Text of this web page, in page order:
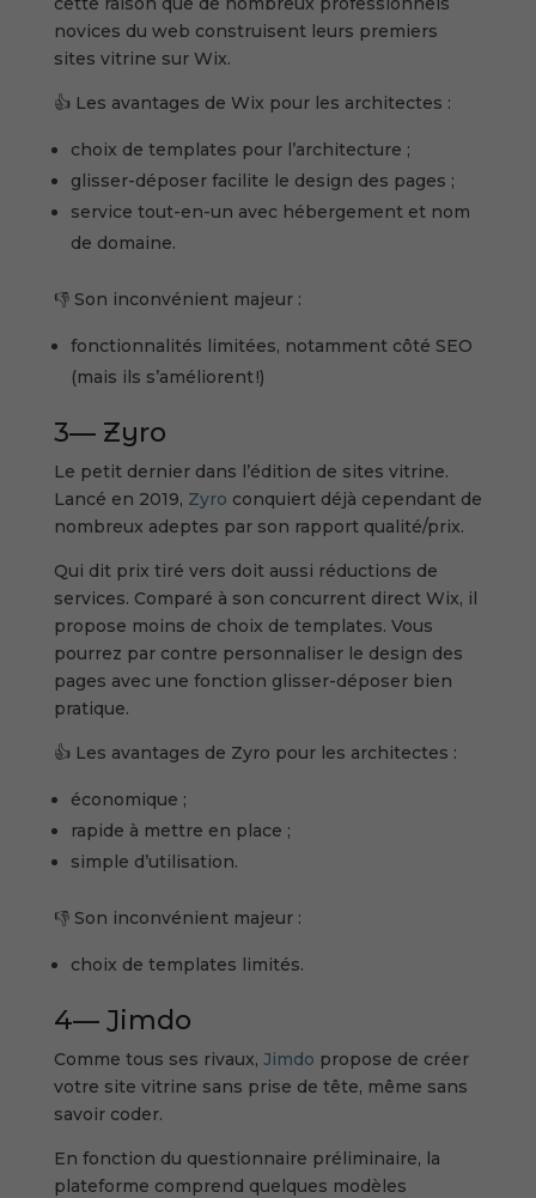
novices du web construisent leurs premiers
sites vitrine sur Wix.
👍 Les avantages de Wix pour les architectes :
choix de templates pour l’architecture ;
glisser-déposer facilite le design des pages ;
service tout-en-un avec hébergement et nom
de domaine.
👎 Son inconvénient majeur :
fonctionnalités limitées, notamment côté SEO
(mais ils s’améliorent !)
3— Zyro
Le petit dernier dans l’édition de sites vitrine.
Lancé en 2019, Zyro conquiert déjà cependant de
nombreux adeptes par son rapport qualité/prix.
Qui dit prix tiré vers doit aussi réductions de
services. Comparé à son concurrent direct Wix, il
propose moins de choix de templates. Vous
pourrez par contre personnaliser le design des
pages avec une fonction glisser-déposer bien
pratique.
👍 Les avantages de Zyro pour les architectes :
économique ;
rapide à mettre en place ;
simple d’utilisation.
👎 Son inconvénient majeur :
choix de templates limités.
4— Jimdo
Comme tous ses rivaux, Jimdo propose de créer
votre site vitrine sans prise de tête, même sans
savoir coder.
En fonction du questionnaire préliminaire, la
plateforme comprend quelques modèles